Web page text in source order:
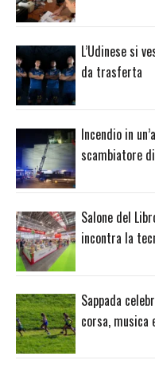
L’Udinese si
da trasferta
Incendio in
scambiatore
Salone del
incontra la
Sappada
corsa, musica